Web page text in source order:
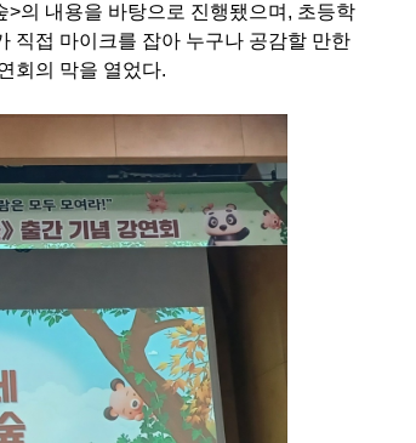
의 내용을 바탕으로 진행됐으며, 초등학
직접 마이크를 잡아 누구나 공감할 만한
회의 막을 열었다.